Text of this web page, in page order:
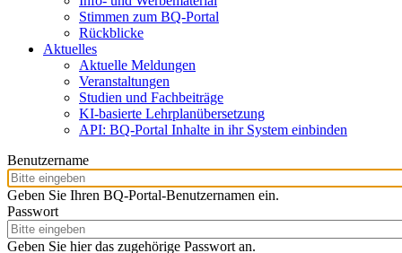
Stimmen zum BQ-Portal
Rückblicke
Aktuelles
Aktuelle Meldungen
Veranstaltungen
Studien und Fachbeiträge
KI-basierte Lehrplanübersetzung
API: BQ-Portal Inhalte in ihr System einbinden
Benutzername
Geben Sie Ihren BQ-Portal-Benutzernamen ein.
Passwort
Geben Sie hier das zugehörige Passwort an.